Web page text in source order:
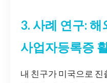
3. 사례 연구:
사업자등록증
내 친구가 미국으로